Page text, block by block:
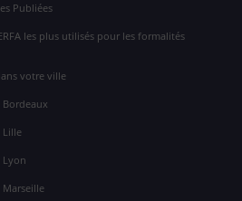
Publiées
les plus utilisés pour les formalités
votre ville
Lille
Lyon
Marseille